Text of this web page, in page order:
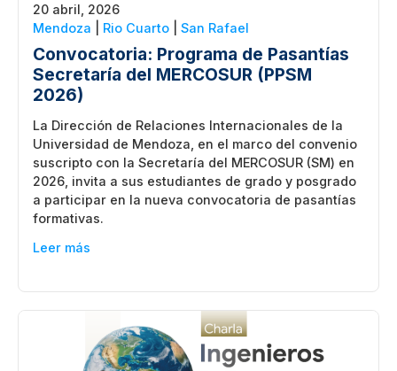
20 abril, 2026
Mendoza
Rio Cuarto San Rafael
Convocatoria: Programa de Pasantías
Secretaría del MERCOSUR (PPSM
2026)
La Dirección de Relaciones Internacionales de la
Universidad de Mendoza, en el marco del convenio
suscripto con la Secretaría del MERCOSUR (SM) en
2026, invita a sus estudiantes de grado y posgrado
a participar en la nueva convocatoria de pasantías
formativas.
Leer más